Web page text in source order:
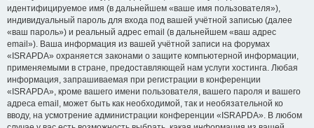
идентифицируемое имя (в дальнейшем «ваше имя пользователя»),
индивидуальный пароль для входа под вашей учётной записью (далее
«ваш пароль») и реальный адрес email (в дальнейшем «ваш адрес
email»). Ваша информация из вашей учётной записи на форумах
«ISRAPDA» охраняется законами о защите компьютерной информации,
применяемыми в стране, предоставляющей нам услуги хостинга. Любая
информация, запрашиваемая при регистрации в конференции
«ISRAPDA», кроме вашего имени пользователя, вашего пароля и вашего
адреса email, может быть как необходимой, так и необязательной ко
вводу, на усмотрение администрации конференции «ISRAPDA». В любом